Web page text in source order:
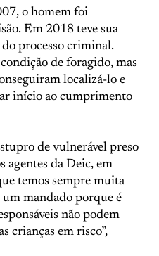
o homem foi
Em 2018 teve sua
processo criminal.
de foragido, mas
localizá-lo e
início ao cumprimento
de vulnerável preso
agentes da Deic, em
temos sempre muita
um mandado porque é
não podem
crianças em risco”,